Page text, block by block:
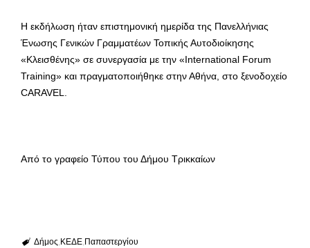
Η εκδήλωση ήταν επιστημονική ημερίδα της Πανελλήνιας
Ένωσης Γενικών Γραμματέων Τοπικής Αυτοδιοίκησης
«Κλεισθένης» σε συνεργασία με την «International Forum
Training» και πραγματοποιήθηκε στην Αθήνα, στο ξενοδοχείο
CARAVEL.
Από το γραφείο Τύπου του Δήμου Τρικκαίων
Δήμος ΚΕΔΕ Παπαστεργίου